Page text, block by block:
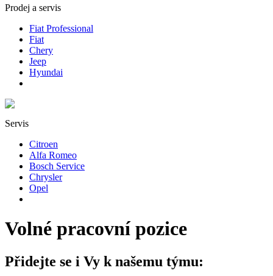
Prodej a servis
Fiat Professional
Fiat
Chery
Jeep
Hyundai
Servis
Citroen
Alfa Romeo
Bosch Service
Chrysler
Opel
Volné pracovní pozice
Přidejte se i Vy k našemu týmu: